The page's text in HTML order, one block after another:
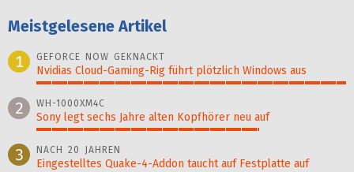
Meistgelesene Artikel
1
GEFORCE NOW GEKNACKT
Nvidias Cloud-Gaming-Rig führt plötzlich Windows aus
2 WH-1000XM4C
Sony legt sechs Jahre alten Kopfhörer neu auf
3 NACH 20 JAHREN
Eingestelltes Quake-4-Addon taucht auf Festplatte auf